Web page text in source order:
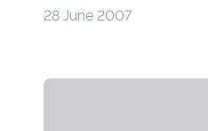
28 June 2007